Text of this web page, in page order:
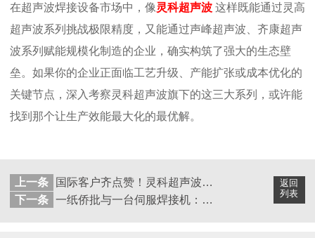
在超声波焊接设备市场中，像 灵科超声波 这样既能通过灵高
超声波系列挑战极限精度，又能通过声峰超声波、齐康超声
波系列赋能规模化制造的企业，确实构筑了强大的生态壁
垒。如果你的企业正面临工艺升级、产能扩张或成本优化的
关键节点，深入考察灵科超声波旗下的这三大系列，或许能
找到那个让生产效能最大化的最优解。
返回
列表
上一条
国际客户齐点赞！灵科超声波凭伺服技术破解全球橡塑焊接痛点
下一条
一纸侨批与一台伺服焊接机：潮汕精神在不同领域的回响